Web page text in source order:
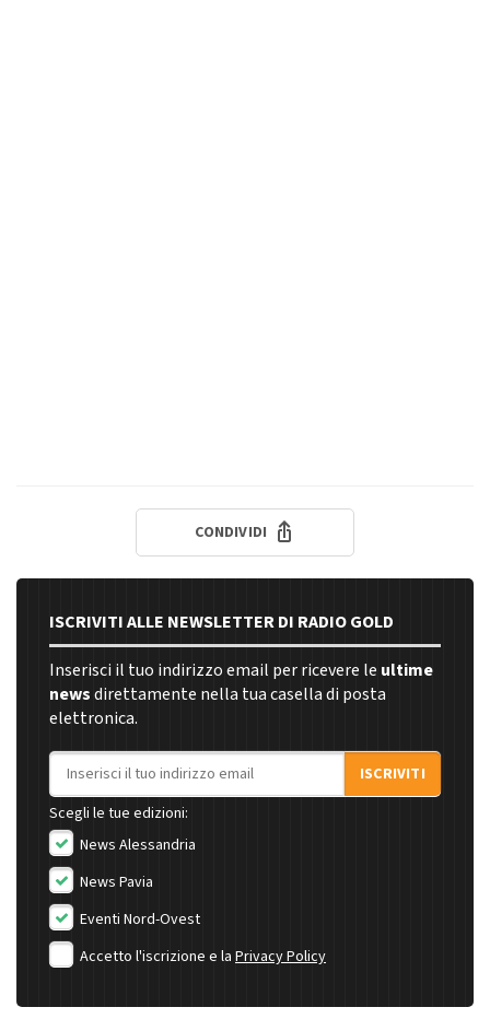
CONDIVIDI
ISCRIVITI ALLE NEWSLETTER DI RADIO GOLD
Inserisci il tuo indirizzo email per ricevere le ultime
newsdirettamente nella tua casella di posta
elettronica.
Indirizzo email
ISCRIVITI
Scegli le tue edizioni:
News Alessandria
News Pavia
Eventi Nord-Ovest
Accetto l'iscrizione e la Privacy Policy